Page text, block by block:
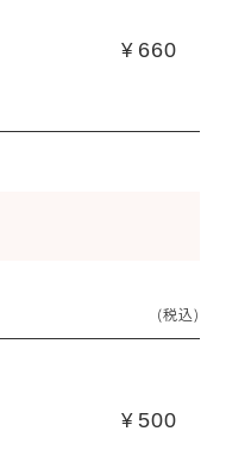
¥ 660
(税込)
¥ 500